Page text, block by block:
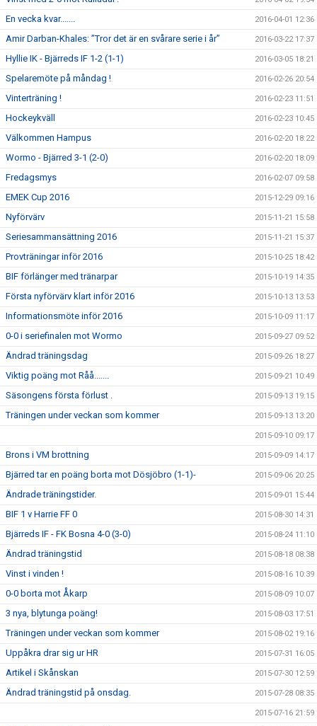
En vecka kvar....... 2016-04-01 12:36
Amir Darban-Khales: ”Tror det är en svårare serie i år” 2016-03-22 17:37
Hyllie IK - Bjärreds IF 1-2 (1-1) 2016-03-05 18:21
Spelaremöte på måndag ! 2016-02-26 20:54
Vinterträning ! 2016-02-23 11:51
Hockeykväll 2016-02-23 10:45
Välkommen Hampus 2016-02-20 18:22
Wormo - Bjärred 3-1 (2-0) 2016-02-20 18:09
Fredagsmys 2016-02-07 09:58
EMEK Cup 2016 2015-12-29 09:16
Nyförvärv 2015-11-21 15:58
Seriesammansättning 2016 2015-11-21 15:37
Provträningar inför 2016 2015-10-25 18:42
BIF förlänger med tränarpar 2015-10-19 14:35
Första nyförvärv klart inför 2016 2015-10-13 13:53
Informationsmöte inför 2016 2015-10-09 11:17
0-0 i seriefinalen mot Wormo 2015-09-27 09:52
Ändrad träningsdag 2015-09-26 18:27
Viktig poäng mot Råå....... 2015-09-21 10:49
Säsongens första förlust . 2015-09-13 19:15
Träningen under veckan som kommer 2015-09-13 13:20
2015-09-10 09:17
Brons i VM brottning 2015-09-09 14:17
Bjärred tar en poäng borta mot Dösjöbro (1-1)- 2015-09-06 20:25
Ändrade träningstider. 2015-09-01 15:44
BIF 1 v Harrie FF 0 2015-08-30 14:31
Bjärreds IF - FK Bosna 4-0 (3-0) 2015-08-24 11:10
Ändrad träningstid 2015-08-18 08:38
Vinst i vinden ! 2015-08-16 10:39
0-0 borta mot Åkarp 2015-08-09 10:07
3 nya, blytunga poäng! 2015-08-03 17:51
Träningen under veckan som kommer 2015-08-02 19:16
Uppåkra drar sig ur HR 2015-07-31 16:05
Artikel i Skånskan 2015-07-30 12:59
Ändrad träningstid på onsdag. 2015-07-28 08:35
2015-07-16 21:59